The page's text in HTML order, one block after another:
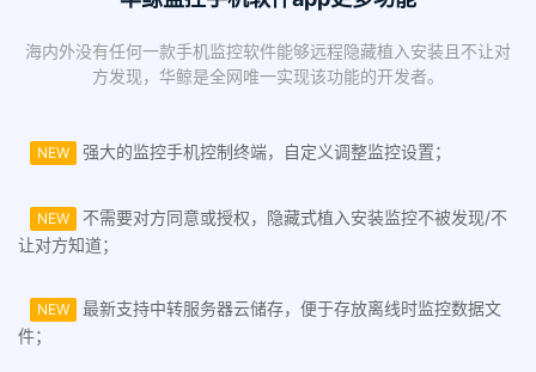
海内外没有任何一款手机监控软件能够远程隐藏植入安装且不让对
方发现，华鲸是全网唯一实现该功能的开发者。
NEW 强大的监控手机控制终端，自定义调整监控设置；
NEW
不需要对方同意或授权，隐藏式植入安装监控不被发现/不
让对方知道；
NEW
最新支持中转服务器云储存，便于存放离线时监控数据文
件；